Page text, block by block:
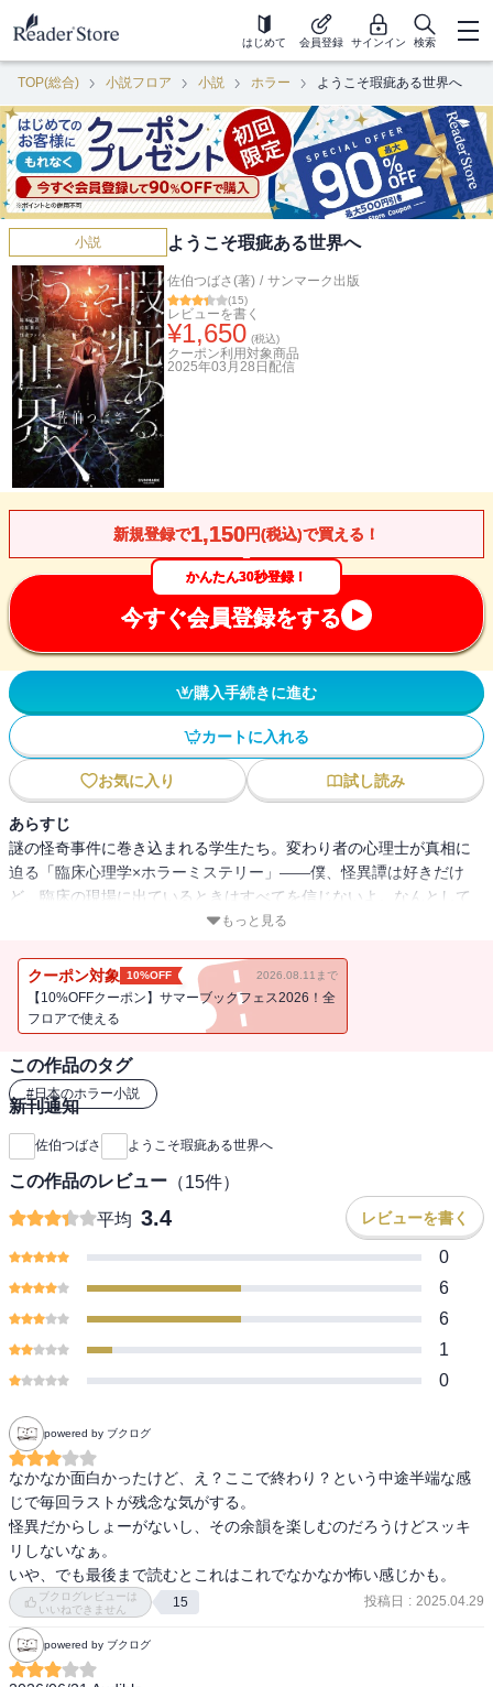
はじめて 会員登録 サインイン 検索
TOP(総合) 小説フロア 小説 ホラー ようこそ瑕疵ある世界へ
小説 ようこそ瑕疵ある世界へ
佐伯つばさ(著) / サンマーク出版
(15)
レビューを書く
¥1,650 (税込)
クーポン利用対象商品
2025年03月28日 配信
新規登録で1,150円(税込)で買える！
かんたん30秒登録！
今すぐ会員登録をする
購入手続きに進む
カートに入れる
お気に入り 試し読み
あらすじ
謎の怪奇事件に巻き込まれる学生たち。変わり者の心理士が真相に
迫る「臨床心理学×ホラーミステリー」――僕、怪異譚は好きだけ
ど、臨床の現場に出ているときはすべてを信じないよ。なんとして
でも理屈をつける。科学に基づかない医療は危険でしかないから
蒐集する変わり者。佐伯ゼミの学生である多度結良と沖山修一が、
謎に満ちた怪異事件に次々と巻き込まれ・・・・・・。心理学の知
識とカウンセラーの観察眼で、不可思議な事件の謎を看破する。 結
高生と出会う。女子高生の心の傷、そして“幽霊”の正体とは？（――
秘密） 「毎晩この部屋で亡くなったおばあさんが現れる」と怯え、
引きこもりになっている大学生。“心理的瑕疵物件”であるその部屋に
はすべてを覆す「嘘」が隠されていた。（――優しい嘘） ７つの連
作短編、そして最後に明かされる恐怖とは――。 現役の大学教員で
あり、怪談蒐集家が描く臨床心理学×ホラーミステリー、ここに開
幕！
もっと見る
クーポン対象 10%OFF 2026.08.11まで
【10%OFFクーポン】サマーブックフェス2026！全
フロアで使える
この作品のタグ
#日本のホラー小説
新刊通知
佐伯つばさ ようこそ瑕疵ある世界へ
この作品のレビュー （15件）
平均 3.4 レビューを書く
0
6
6
1
0
powered by ブクログ
なかなか面白かったけど、え？ここで終わり？という中途半端な感
じで毎回ラストが残念な気がする。
怪異だからしょーがないし、その余韻を楽しむのだろうけどスッキ
リしないなぁ。
ブクログレビューは
いいねできません
15 投稿日 : 2025.04.29
powered by ブクログ